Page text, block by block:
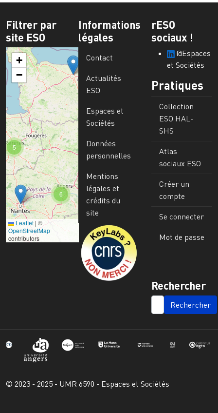
Filtrer par
site ESO
6
5
+
−
Leaflet | ©
OpenStreetMap
contributors
Informations
légales
Contact
Actualités
ESO
Espaces et
Sociétés
Données
personnelles
Mentions
légales et
crédits du
site
Image
rESO
sociaux !
@Espaces
et Sociétés
Pratiques
Collection
ESO HAL-
SHS
Atlas
sociaux ESO
Créer un
compte
Se connecter
Mot de passe
Rechercher
SEARCH
© 2023 - 2025 - UMR 6590 - Espaces et Sociétés